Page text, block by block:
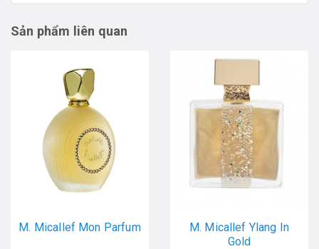
Sản phẩm liên quan
M. Micallef Mon Parfum
M. Micallef Ylang In
Gold